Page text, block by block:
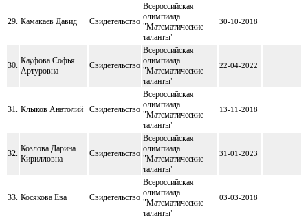
29. Камакаев Давид Свидетельство
Всероссийская
олимпиада
"Математические
таланты"
30-10-2018
30. Кауфова Софья
Артуровна
Свидетельство
Всероссийская
олимпиада
"Математические
таланты"
22-04-2022
31. Клыков Анатолий Свидетельство
Всероссийская
олимпиада
"Математические
таланты"
13-11-2018
32. Козлова Дарина
Кирилловна
Свидетельство
Всероссийская
олимпиада
"Математические
таланты"
31-01-2023
33. Косякова Ева Свидетельство
Всероссийская
олимпиада
"Математические
таланты"
03-03-2018